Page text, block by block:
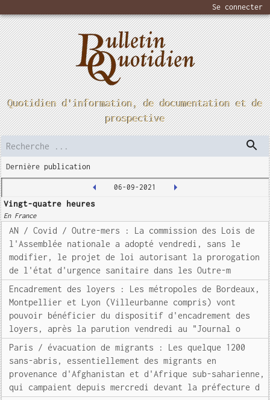
Se connecter
Quotidien d'information, de documentation et de
prospective
Dernière publication
06-09-2021
Vingt-quatre heures
En France
AN / Covid / Outre-mers : La commission des Lois de
l'Assemblée nationale a adopté vendredi, sans le
modifier, le projet de loi autorisant la prorogation
de l'état d'urgence sanitaire dans les Outre-m
Encadrement des loyers : Les métropoles de Bordeaux,
Montpellier et Lyon (Villeurbanne compris) vont
pouvoir bénéficier du dispositif d'encadrement des
loyers, après la parution vendredi au "Journal o
Paris / évacuation de migrants : Les quelque 1200
sans-abris, essentiellement des migrants en
provenance d'Afghanistan et d'Afrique sub-saharienne,
qui campaient depuis mercredi devant la préfecture d